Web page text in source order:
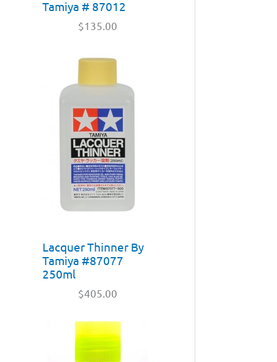
Tamiya # 87012
$135.00
Lacquer Thinner By
Tamiya #87077
250ml
$405.00